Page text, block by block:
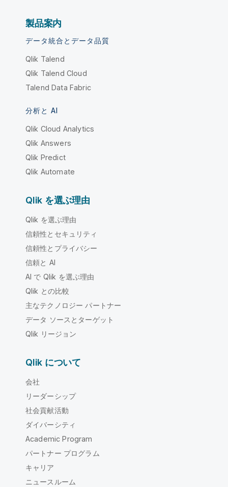
製品案内
データ統合とデータ品質
Qlik Talend
Qlik Talend Cloud
Talend Data Fabric
分析と AI
Qlik Cloud Analytics
Qlik Answers
Qlik Predict
Qlik Automate
Qlik を選ぶ理由
Qlik を選ぶ理由
信頼性とセキュリティ
信頼性とプライバシー
信頼と AI
AI で Qlik を選ぶ理由
Qlik との比較
主なテクノロジー パートナー
データ ソースとターゲット
Qlik リージョン
Qlik について
会社
リーダーシップ
社会貢献活動
ダイバーシティ
Academic Program
パートナー プログラム
キャリア
ニュースルーム